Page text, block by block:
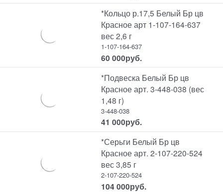
*Кольцо р.17,5 Белый Бр цв
Красное арт 1-107-164-637
вес 2,6 г
1-107-164-637
60 000руб.
*Подвеска Белый Бр цв
Красное арт. 3-448-038 (вес
1,48 г)
3-448-038
41 000руб.
*Серьги Белый Бр цв
Красное арт. 2-107-220-524
вес 3,85 г
2-107-220-524
104 000руб.